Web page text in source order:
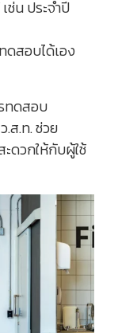
ช่น ประจำปี
ดสอบได้เอง
ทดสอบ
ส.ท. ช่วย
ะดวกให้กับผู้ใช้